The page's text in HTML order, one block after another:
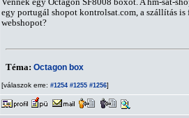
egy portugál shopot kontrolsat.com, a szállítás
webshopot?
Téma: Octagon box
[válaszok erre: #1254 #1255 #1256]